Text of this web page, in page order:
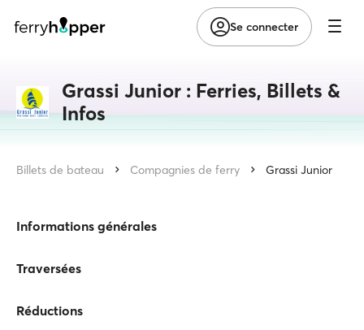
Se connecter
Grassi Junior : Ferries, Billets &
Infos
Billets de bateau Compagnies de ferry Grassi Junior
Informations générales
Traversées
Réductions